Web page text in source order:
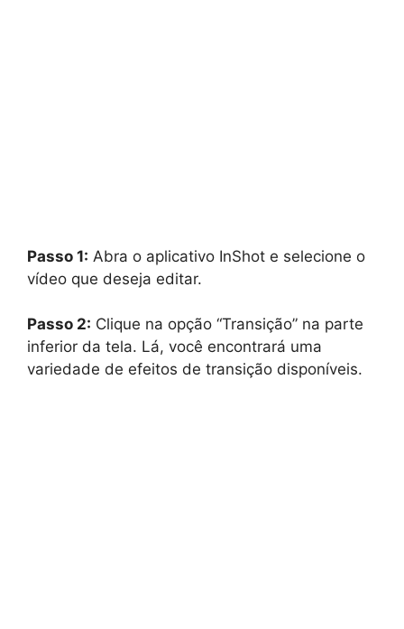
Passo 1: Abra o aplicativo InShot e selecione o
vídeo que deseja editar.
Passo 2: Clique na opção “Transição” na parte
inferior da tela. Lá, você encontrará uma
variedade de efeitos de transição disponíveis.